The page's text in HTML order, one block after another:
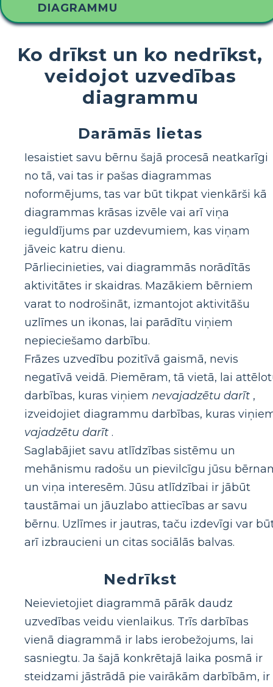
DIAGRAMMU
Ko drīkst un ko nedrīkst,
veidojot uzvedības
diagrammu
Darāmās lietas
Iesaistiet savu bērnu šajā procesā neatkarīgi
no tā, vai tas ir pašas diagrammas
noformējums, tas var būt tikpat vienkārši kā
diagrammas krāsas izvēle vai arī viņa
ieguldījums par uzdevumiem, kas viņam
jāveic katru dienu.
Pārliecinieties, vai diagrammās norādītās
aktivitātes ir skaidras. Mazākiem bērniem
varat to nodrošināt, izmantojot aktivitāšu
uzlīmes un ikonas, lai parādītu viņiem
nepieciešamo darbību.
Frāzes uzvedību pozitīvā gaismā, nevis
negatīvā veidā. Piemēram, tā vietā, lai
darbības, kuras viņiem nevajadzētu darīt ,
izveidojiet diagrammu darbības, kuras
vajadzētu darīt .
Saglabājiet savu atlīdzības sistēmu un
mehānismu radošu un pievilcīgu jūsu
un viņa interesēm. Jūsu atlīdzībai ir jābūt
taustāmai un jāuzlabo attiecības ar savu
bērnu. Uzlīmes ir jautras, taču izdevīgi var
arī izbraucieni un citas sociālās balvas.
Nedrīkst
Neievietojiet diagrammā pārāk daudz
uzvedības veidu vienlaikus. Trīs darbības
vienā diagrammā ir labs ierobežojums, lai
sasniegtu. Ja šajā konkrētajā laika posmā ir
steidzami jāstrādā pie vairākām darbībām, ir